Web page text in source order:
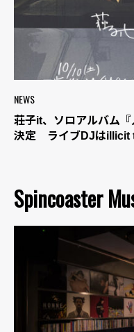
NEWS
荘子it、ソロアルバム
決定 ライブDJはillicit
Spincoaster